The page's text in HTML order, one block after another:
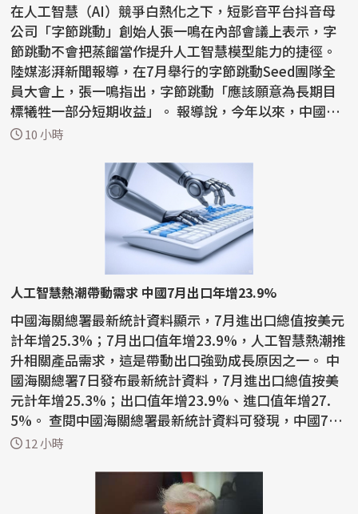
在人工智慧（AI）競爭白熱化之下，短影音平台抖音母
公司「字節跳動」創始人張一鳴在內部會議上表示，字
節跳動不會把蒸餾當作提升人工智慧模型能力的捷徑。
陸媒澎湃新聞報導，在7月舉行的字節跳動Seed團隊全
員大會上，張一鳴指出，字節跳動「應該願意為長期目
標犧牲一部分短期收益」。 報導說，今年以來，中國國
內AI...
10 小時
人工智慧熱潮帶動需求 中國7月出口年增23.9%
中國海關總署最新統計資料顯示，7月進出口總值按美元
計年增25.3%；7月出口值年增23.9%，人工智慧熱潮推
升相關產品需求，這是帶動出口強勁成長原因之一。 中
國海關總署7日發布最新統計資料，7月進出口總值按美
元計年增25.3%；出口值年增23.9%、進口值年增27.
5%。 查閱中國海關總署最新統計資料可發現，中國7月
積體電路...
12 小時